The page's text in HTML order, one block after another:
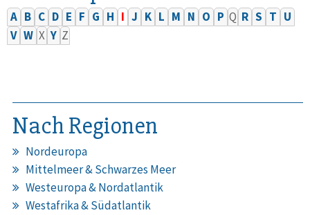
A B C D E F G H I J K L M N O P Q R S T U
V W X Y Z
Nach Regionen
Nordeuropa
Mittelmeer & Schwarzes Meer
Westeuropa & Nordatlantik
Westafrika & Südatlantik